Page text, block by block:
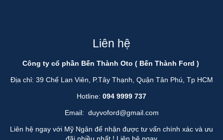
Liên hệ
Công ty cổ phần Bến Thành Oto ( Bến Thành Ford )
Địa chỉ: 39 Chế Lan Viên, P.Tây Thạnh, Quận Tân Phú, Tp HCM
Hotline: 094 9999 737
Email: duyvoford@gmail.com
Liên hệ ngay với Mỹ Ngân để nhận được tư vấn chính xác và ưu